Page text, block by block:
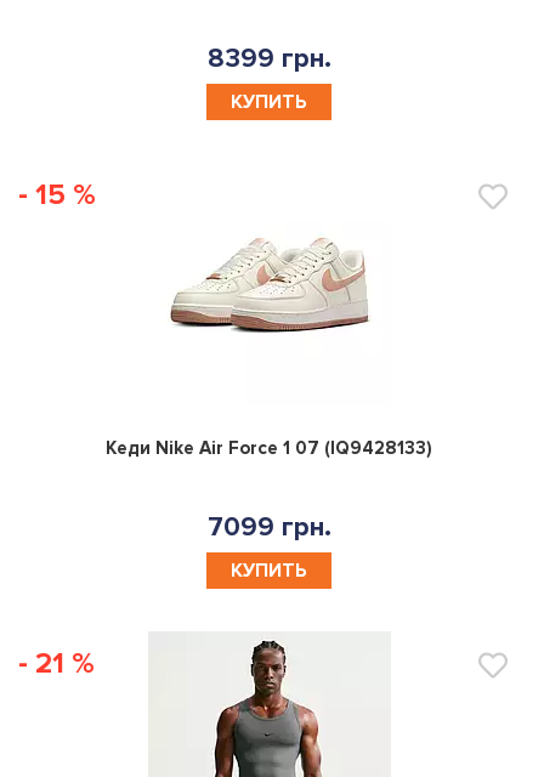
8399 грн.
КУПИТЬ
- 15 %
0
Кеди Nike Air Force 1 07 (IQ9428133)
7099 грн.
КУПИТЬ
- 21 %